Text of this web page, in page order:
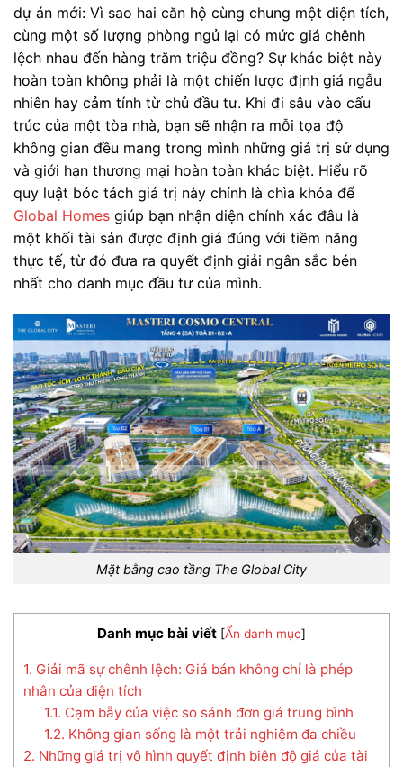
dự án mới: Vì sao hai căn hộ cùng chung một diện tích,
cùng một số lượng phòng ngủ lại có mức giá chênh
lệch nhau đến hàng trăm triệu đồng? Sự khác biệt này
hoàn toàn không phải là một chiến lược định giá ngẫu
nhiên hay cảm tính từ chủ đầu tư. Khi đi sâu vào cấu
trúc của một tòa nhà, bạn sẽ nhận ra mỗi tọa độ
không gian đều mang trong mình những giá trị sử dụng
và giới hạn thương mại hoàn toàn khác biệt. Hiểu rõ
quy luật bóc tách giá trị này chính là chìa khóa để
Global Homes giúp bạn nhận diện chính xác đâu là
một khối tài sản được định giá đúng với tiềm năng
thực tế, từ đó đưa ra quyết định giải ngân sắc bén
nhất cho danh mục đầu tư của mình.
Mặt bằng cao tầng The Global City
Danh mục bài viết [Ẩn danh mục]
1. Giải mã sự chênh lệch: Giá bán không chỉ là phép
nhân của diện tích
1.1. Cạm bẫy của việc so sánh đơn giá trung bình
1.2. Không gian sống là một trải nghiệm đa chiều
2. Những giá trị vô hình quyết định biên độ giá của tài